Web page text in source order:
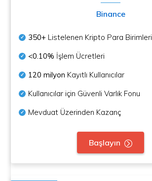
Binance
350+ Listelenen Kripto Para Birimleri
<0.10% İşlem Ücretleri
120 milyon Kayıtlı Kullanıcılar
Kullanıcılar için Güvenli Varlık Fonu
Mevduat Üzerinden Kazanç
Başlayın